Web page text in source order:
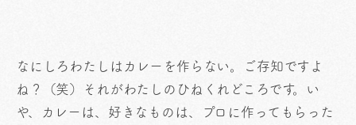
なにしろわたしはカレーを作らない。ご存知ですよ
ね？（笑）それがわたしのひねくれどころです。い
や、カレーは、好きなものは、プロに作ってもらった